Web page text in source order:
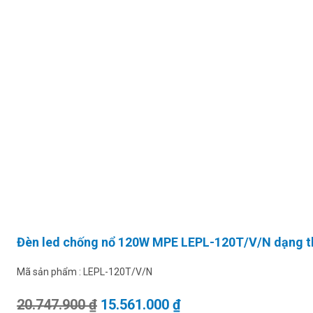
Đèn led chống nổ 120W MPE LEPL-120T/V/N dạng
Mã sản phẩm : LEPL-120T/V/N
20.747.900₫ Giá gốc là: 20.747.900 ₫.
15.561.000 ₫Giá hiện tại là: